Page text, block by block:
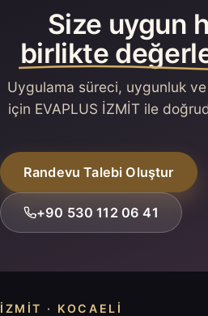
Size uygun
birlikte
Uygulama süreci, uygunluk
için EVAPLUS İZMİT ile
Randevu Talebi Oluştur
+90 530 112 06 41
İZMIT · KOCAELI